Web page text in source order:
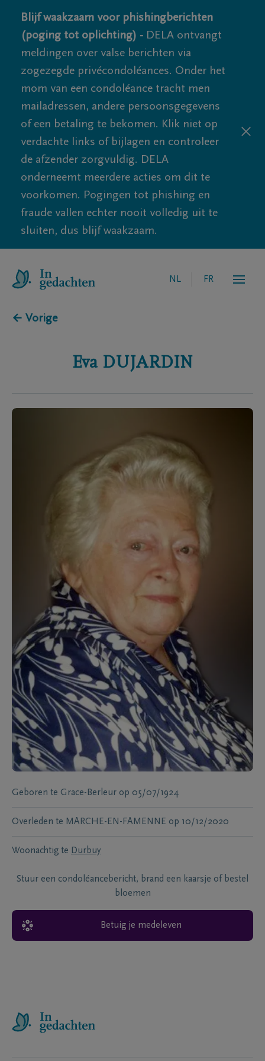
Blijf waakzaam voor phishingberichten
(poging tot oplichting) - DELA ontvangt
meldingen over valse berichten via
zogezegde privécondoléances. Onder het
mom van een condoléance tracht men
mailadressen, andere persoonsgegevens
of een betaling te bekomen. Klik niet op
verdachte links of bijlagen en controleer
de afzender zorgvuldig. DELA
onderneemt meerdere acties om dit te
voorkomen. Pogingen tot phishing en
fraude vallen echter nooit volledig uit te
sluiten, dus blijf waakzaam.
NL FR
← Vorige
Eva DUJARDIN
Geboren te Grace-Berleur op 05/07/1924
Overleden te MARCHE-EN-FAMENNE op 10/12/2020
Woonachtig te Durbuy
Stuur een condoléancebericht, brand een kaarsje of bestel
bloemen
Betuig je medeleven